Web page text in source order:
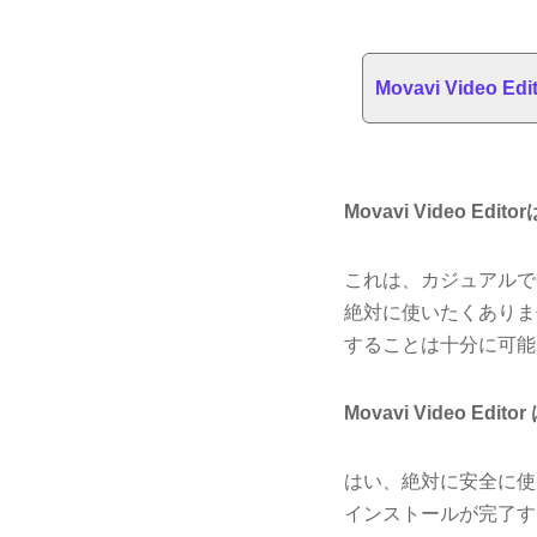
Movavi Video
Movavi Video Editor
これは、カジュアル
絶対に使いたくあり
することは十分に可
Movavi Video Editor
はい、絶対に安全に
インストールが完了